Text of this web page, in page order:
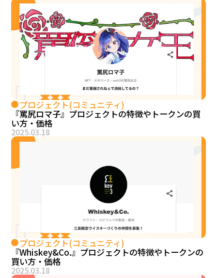
プロジェクト(コミュニティ)
『罵尻ロマ子』プロジェクトの特徴やトークンの買
い方・価格
2025.03.18
プロジェクト(コミュニティ)
『Whiskey&Co.』プロジェクトの特徴やトークンの
買い方・価格
2025.03.18